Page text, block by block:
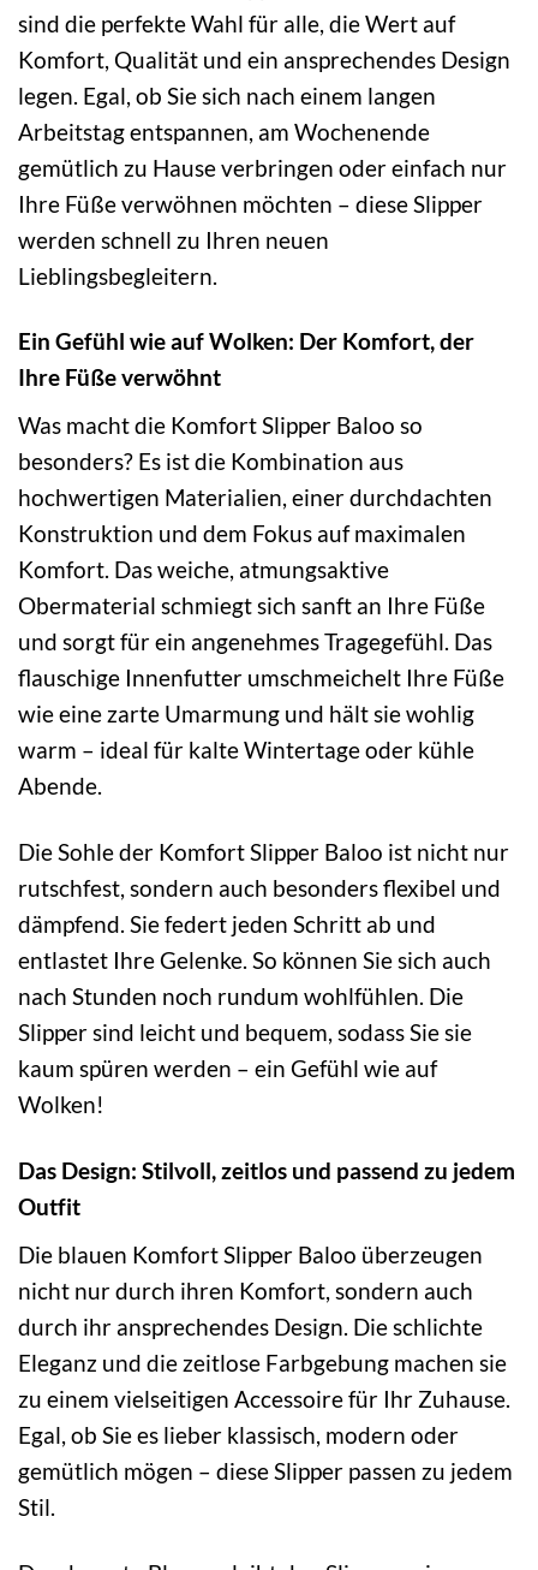
sind die perfekte Wahl für alle, die Wert auf
Komfort, Qualität und ein ansprechendes Design
legen. Egal, ob Sie sich nach einem langen
Arbeitstag entspannen, am Wochenende
gemütlich zu Hause verbringen oder einfach nur
Ihre Füße verwöhnen möchten – diese Slipper
werden schnell zu Ihren neuen
Lieblingsbegleitern.
Ein Gefühl wie auf Wolken: Der Komfort, der
Ihre Füße verwöhnt
Was macht die Komfort Slipper Baloo so
besonders? Es ist die Kombination aus
hochwertigen Materialien, einer durchdachten
Konstruktion und dem Fokus auf maximalen
Komfort. Das weiche, atmungsaktive
Obermaterial schmiegt sich sanft an Ihre Füße
und sorgt für ein angenehmes Tragegefühl. Das
flauschige Innenfutter umschmeichelt Ihre Füße
wie eine zarte Umarmung und hält sie wohlig
warm – ideal für kalte Wintertage oder kühle
Abende.
Die Sohle der Komfort Slipper Baloo ist nicht nur
rutschfest, sondern auch besonders flexibel und
dämpfend. Sie federt jeden Schritt ab und
entlastet Ihre Gelenke. So können Sie sich auch
nach Stunden noch rundum wohlfühlen. Die
Slipper sind leicht und bequem, sodass Sie sie
kaum spüren werden – ein Gefühl wie auf
Wolken!
Das Design: Stilvoll, zeitlos und passend zu jedem
Outfit
Die blauen Komfort Slipper Baloo überzeugen
nicht nur durch ihren Komfort, sondern auch
durch ihr ansprechendes Design. Die schlichte
Eleganz und die zeitlose Farbgebung machen sie
zu einem vielseitigen Accessoire für Ihr Zuhause.
Egal, ob Sie es lieber klassisch, modern oder
gemütlich mögen – diese Slipper passen zu jedem
Stil.